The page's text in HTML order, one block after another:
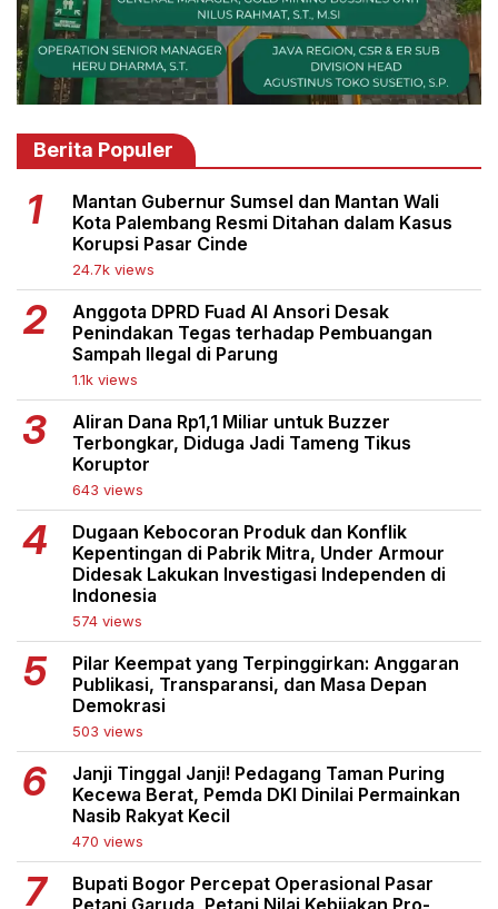
Berita Populer
Mantan Gubernur Sumsel dan Mantan Wali
Kota Palembang Resmi Ditahan dalam Kasus
Korupsi Pasar Cinde
24.7k views
Anggota DPRD Fuad Al Ansori Desak
Penindakan Tegas terhadap Pembuangan
Sampah Ilegal di Parung
1.1k views
Aliran Dana Rp1,1 Miliar untuk Buzzer
Terbongkar, Diduga Jadi Tameng Tikus
Koruptor
643 views
Dugaan Kebocoran Produk dan Konflik
Kepentingan di Pabrik Mitra, Under Armour
Didesak Lakukan Investigasi Independen di
Indonesia
574 views
Pilar Keempat yang Terpinggirkan: Anggaran
Publikasi, Transparansi, dan Masa Depan
Demokrasi
503 views
Janji Tinggal Janji! Pedagang Taman Puring
Kecewa Berat, Pemda DKI Dinilai Permainkan
Nasib Rakyat Kecil
470 views
Bupati Bogor Percepat Operasional Pasar